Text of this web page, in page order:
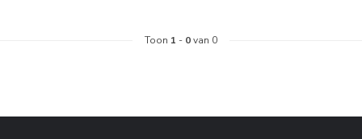
Toon 1 - 0van 0